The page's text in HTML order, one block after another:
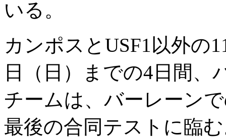
いる。
カンポスとUSF1以外の
日（日）までの4日間
チームは、バーレーン
最後の合同テストに臨